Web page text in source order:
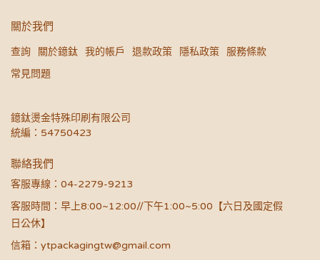
關於我們
查詢 關於鐿鈦 我的帳戶 退款政策 隱私政策
服務條款
常見問題
鐿鈦燙金特殊印刷有限公司
統編：54750423
聯絡我們
客服專線：04-2279-9213
客服時間：早上8:00~12:00//下午1:00~5:00【六日及國定假
日公休】
信箱：ytpackagingtw@gmail.com